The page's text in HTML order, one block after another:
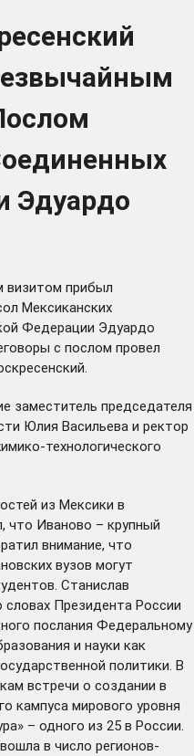
Эдуардо
визитом прибыл
Мексиканских
Федерации Эдуардо
с послом провел
заместитель председателя
Юлия Васильева и ректор
технологического
из Мексики в
что Иваново – крупный
внимание, что
вузов могут
Станислав
Президента России
послания Федеральному
и науки как
политики. В
встречи о создании в
кампуса мирового уровня
– одного из 25 в России.
вошла в число регионов-